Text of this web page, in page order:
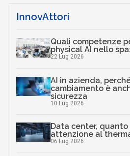
InnovAttori
Quali competenze
physical AI nello
22 Lug 2026
AI in azienda,
cambiamento è
sicurezza
10 Lug 2026
Data center, quanto
attenzione al
06 Lug 2026